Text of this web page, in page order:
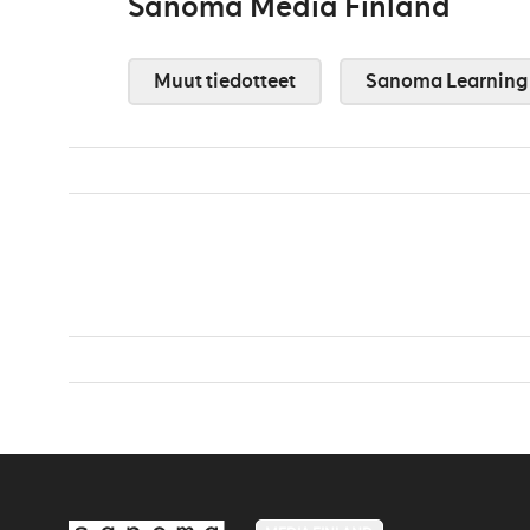
Muut tiedotteet Sanoma Learning